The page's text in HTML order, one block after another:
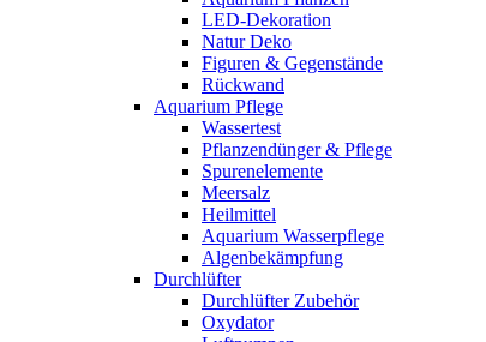
LED-Dekoration
Natur Deko
Figuren & Gegenstände
Rückwand
Aquarium Pflege
Wassertest
Pflanzendünger & Pflege
Spurenelemente
Meersalz
Heilmittel
Aquarium Wasserpflege
Algenbekämpfung
Durchlüfter
Durchlüfter Zubehör
Oxydator